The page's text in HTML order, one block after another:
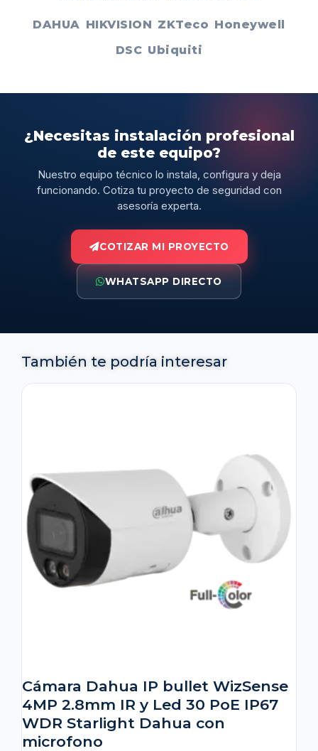
DAHUA HIKVISION ZKTeco Honeywell
DSC Ubiquiti
¿Necesitas instalación profesional
de este equipo?
Nuestro equipo técnico lo instala, configura y deja
funcionando. Cotiza tu proyecto de seguridad con
asesoría experta.
COTIZAR MI PROYECTO
WHATSAPP DIRECTO
También te podría interesar
Cámara Dahua IP bullet WizSense
4MP 2.8mm IR y Led 30 PoE IP67
WDR Starlight Dahua con
microfono